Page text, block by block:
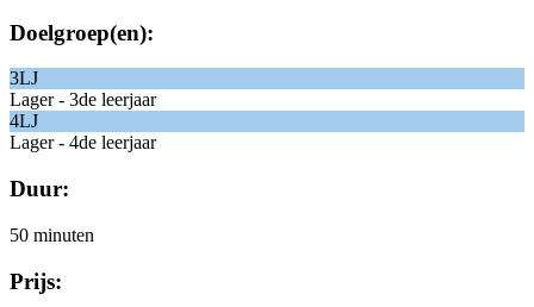
Doelgroep(en):
3LJ
Lager - 3de leerjaar
4LJ
Lager - 4de leerjaar
Duur:
50 minuten
Prijs: